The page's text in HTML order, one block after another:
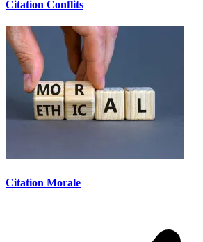
Citation Conflits
Citation Morale